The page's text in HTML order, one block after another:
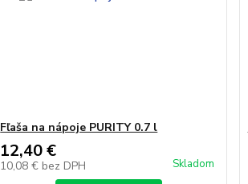
Fľaša na nápoje PURITY 0.7 l
12,40 €
10,08 € bez DPH Skladom